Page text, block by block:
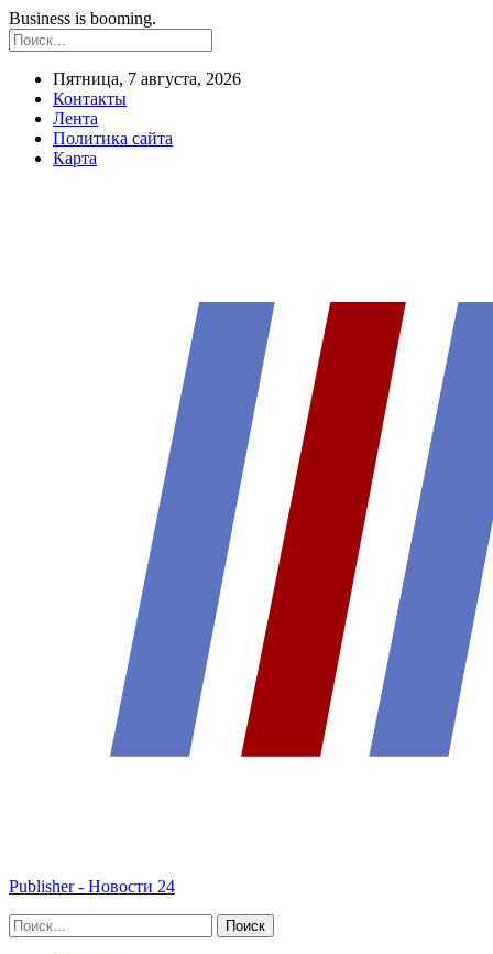
Business is booming.
Пятница, 7 августа, 2026
Контакты
Лента
Политика сайта
Карта
Publisher - Новости 24